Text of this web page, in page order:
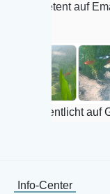
auf Emails reagiert
auf Google
Info-Center